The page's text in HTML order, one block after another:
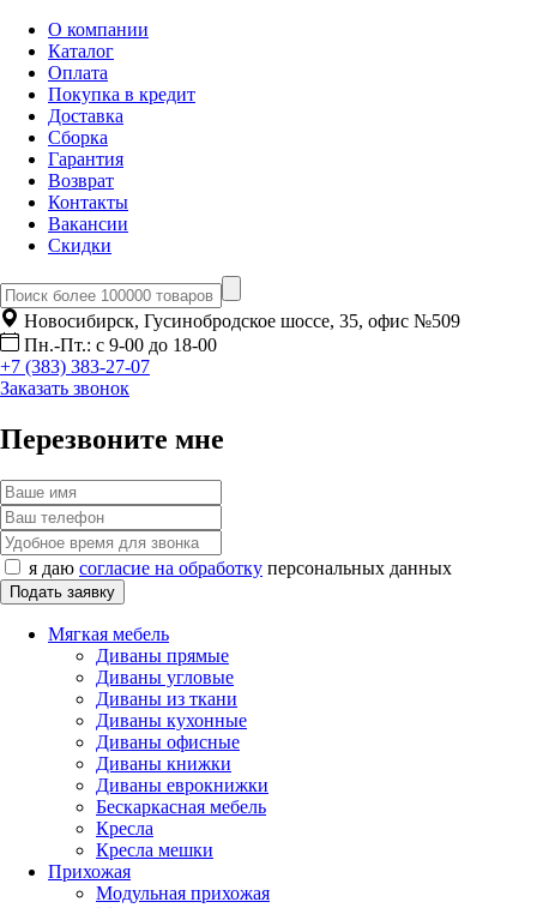
О компании
Каталог
Оплата
Покупка в кредит
Доставка
Сборка
Гарантия
Возврат
Контакты
Вакансии
Скидки
Новосибирск, Гусинобродское шоссе, 35, офис №509
Пн.-Пт.: с 9-00 до 18-00
+7 (383) 383-27-07
Заказать звонок
Перезвоните мне
я даю согласие на обработку персональных данных
Мягкая мебель
Диваны прямые
Диваны угловые
Диваны из ткани
Диваны кухонные
Диваны офисные
Диваны книжки
Диваны еврокнижки
Бескаркасная мебель
Кресла
Кресла мешки
Прихожая
Модульная прихожая